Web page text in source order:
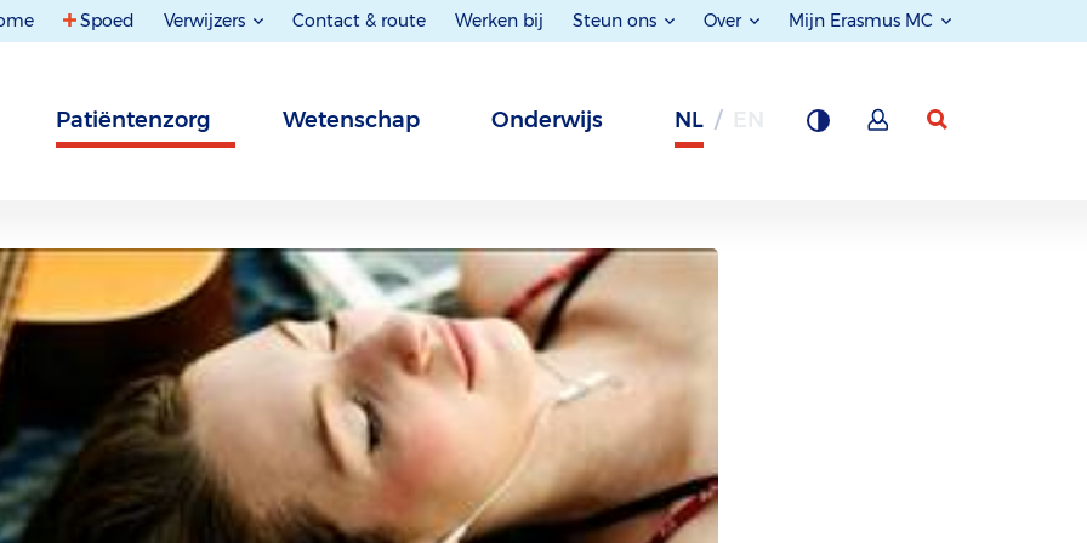
Spoed Verwijzers Contact & route Werken bij Steun ons Over Mijn Erasmus MC
Patiëntenzorg Wetenschap Onderwijs NL